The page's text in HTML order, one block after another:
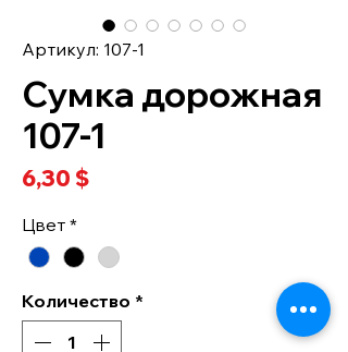
Артикул: 107-1
Сумка дорожная
107-1
6,30 $Цена
Цвет *
Количество *